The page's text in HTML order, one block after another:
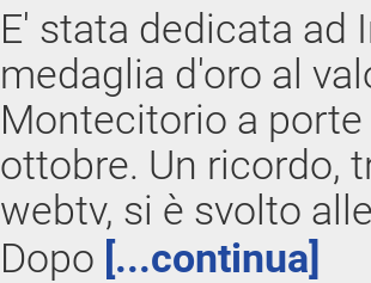
E' stata dedicata ad
medaglia d'oro al
Montecitorio a
ottobre. Un ricordo,
webtv, si è svolto
Dopo [...continua]